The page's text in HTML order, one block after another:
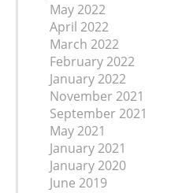
May 2022
April 2022
March 2022
February 2022
January 2022
November 2021
September 2021
May 2021
January 2021
January 2020
June 2019